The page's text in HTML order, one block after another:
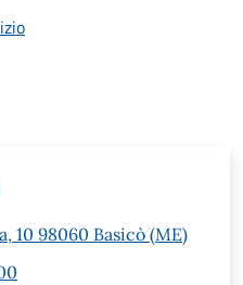
10 98060 Basicò (ME)